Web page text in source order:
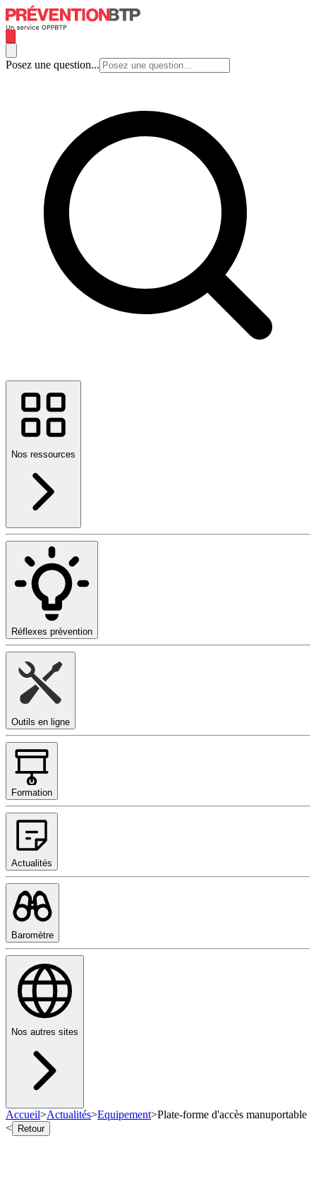
Posez une question...
Nos ressources
Réflexes prévention
Outils en ligne
Formation
Actualités
Baromètre
Nos autres sites
Accueil>Actualités>Equipement>Plate-forme d'accès manuportable
<
Retour